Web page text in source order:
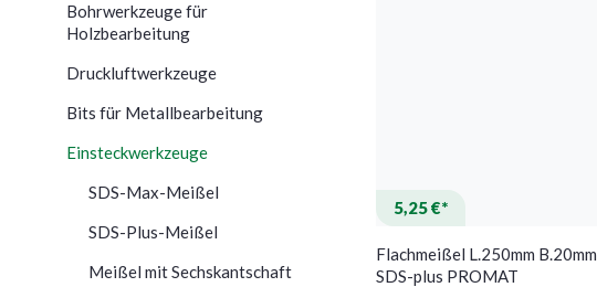
Bohrwerkzeuge für
Holzbearbeitung
Druckluftwerkzeuge
Bits für Metallbearbeitung
Einsteckwerkzeuge
SDS-Max-Meißel
SDS-Plus-Meißel
Meißel mit Sechskantschaft
5,25 €*
Flachmeißel L.250mm B.20mm
SDS-plus PROMAT